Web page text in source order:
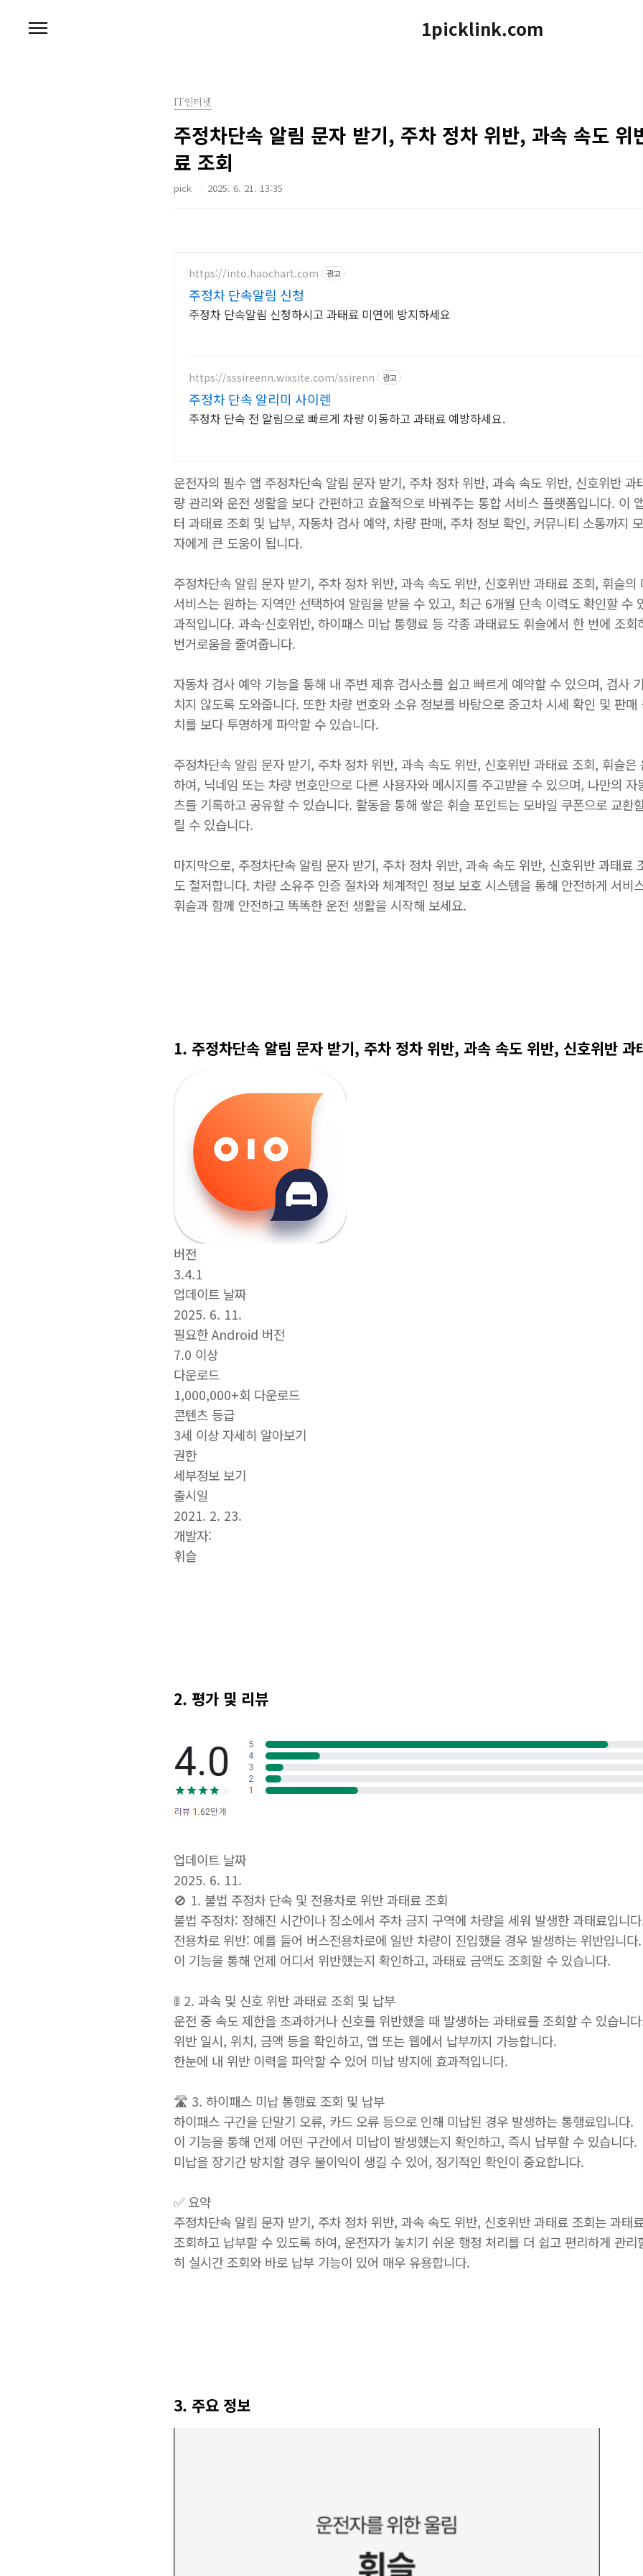
1picklink.com
IT인터넷
주정차단속 알림 문자 받기, 주차 정차 위반, 과속 속도 위
료 조회
pick 2025. 6. 21. 13:35
https://into.haochart.com 광고
주정차 단속알림 신청
주정차 단속알림 신청하시고 과태료 미연에 방지하세요
https://sssireenn.wixsite.com/ssirenn 광고
주정차 단속 알리미 사이렌
주정차 단속 전 알림으로 빠르게 차량 이동하고 과태료 예방하세요.
운전자의 필수 앱 주정차단속 알림 문자 받기, 주차 정차 위반, 과속 속도 위반, 신호위반
량 관리와 운전 생활을 보다 간편하고 효율적으로 바꿔주는 통합 서비스 플랫폼입니다. 이
터 과태료 조회 및 납부, 자동차 검사 예약, 차량 판매, 주차 정보 확인, 커뮤니티 소통까지
자에게 큰 도움이 됩니다.
주정차단속 알림 문자 받기, 주차 정차 위반, 과속 속도 위반, 신호위반 과태료 조회, 휘슬
서비스는 원하는 지역만 선택하여 알림을 받을 수 있고, 최근 6개월 단속 이력도 확인할 수
과적입니다. 과속·신호위반, 하이패스 미납 통행료 등 각종 과태료도 휘슬에서 한 번에 조
번거로움을 줄여줍니다.
자동차 검사 예약 기능을 통해 내 주변 제휴 검사소를 쉽고 빠르게 예약할 수 있으며, 검사
치지 않도록 도와줍니다. 또한 차량 번호와 소유 정보를 바탕으로 중고차 시세 확인 및 판
치를 보다 투명하게 파악할 수 있습니다.
주정차단속 알림 문자 받기, 주차 정차 위반, 과속 속도 위반, 신호위반 과태료 조회, 휘슬
하여, 닉네임 또는 차량 번호만으로 다른 사용자와 메시지를 주고받을 수 있으며, 나만의
츠를 기록하고 공유할 수 있습니다. 활동을 통해 쌓은 휘슬 포인트는 모바일 쿠폰으로 교환
릴 수 있습니다.
마지막으로, 주정차단속 알림 문자 받기, 주차 정차 위반, 과속 속도 위반, 신호위반 과태료
도 철저합니다. 차량 소유주 인증 절차와 체계적인 정보 보호 시스템을 통해 안전하게 서비
휘슬과 함께 안전하고 똑똑한 운전 생활을 시작해 보세요.
1. 주정차단속 알림 문자 받기, 주차 정차 위반, 과속 속도 위반, 신호위반 과
버전
3.4.1
업데이트 날짜
2025. 6. 11.
필요한 Android 버전
7.0 이상
다운로드
1,000,000+회 다운로드
콘텐츠 등급
3세 이상 자세히 알아보기
권한
세부정보 보기
출시일
2021. 2. 23.
개발자:
휘슬
2. 평가 및 리뷰
업데이트 날짜
2025. 6. 11.
🚫 1. 불법 주정차 단속 및 전용차로 위반 과태료 조회
불법 주정차: 정해진 시간이나 장소에서 주차 금지 구역에 차량을 세워 발생한 과태료입니
전용차로 위반: 예를 들어 버스전용차로에 일반 차량이 진입했을 경우 발생하는 위반입니다.
이 기능을 통해 언제 어디서 위반했는지 확인하고, 과태료 금액도 조회할 수 있습니다.
🚦 2. 과속 및 신호 위반 과태료 조회 및 납부
운전 중 속도 제한을 초과하거나 신호를 위반했을 때 발생하는 과태료를 조회할 수 있습니
위반 일시, 위치, 금액 등을 확인하고, 앱 또는 웹에서 납부까지 가능합니다.
한눈에 내 위반 이력을 파악할 수 있어 미납 방지에 효과적입니다.
🛣️ 3. 하이패스 미납 통행료 조회 및 납부
하이패스 구간을 단말기 오류, 카드 오류 등으로 인해 미납된 경우 발생하는 통행료입니다.
이 기능을 통해 언제 어떤 구간에서 미납이 발생했는지 확인하고, 즉시 납부할 수 있습니다.
미납을 장기간 방치할 경우 불이익이 생길 수 있어, 정기적인 확인이 중요합니다.
✅ 요약
주정차단속 알림 문자 받기, 주차 정차 위반, 과속 속도 위반, 신호위반 과태료 조회는 과태
조회하고 납부할 수 있도록 하여, 운전자가 놓치기 쉬운 행정 처리를 더 쉽고 편리하게 관
히 실시간 조회와 바로 납부 기능이 있어 매우 유용합니다.
3. 주요 정보